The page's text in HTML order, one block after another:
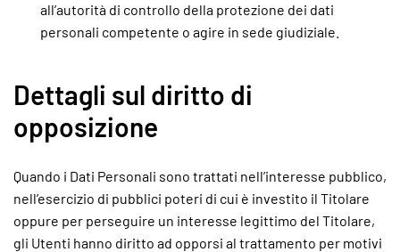
all’autorità di controllo della protezione dei dati
personali competente o agire in sede giudiziale.
Dettagli sul diritto di
opposizione
Quando i Dati Personali sono trattati nell’interesse pubblico,
nell’esercizio di pubblici poteri di cui è investito il Titolare
oppure per perseguire un interesse legittimo del Titolare,
gli Utenti hanno diritto ad opporsi al trattamento per motivi